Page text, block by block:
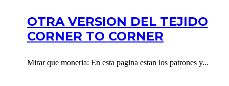
OTRA VERSION DEL TEJIDO
CORNER TO CORNER
Mirar que moneria: En esta pagina estan los patrones y...